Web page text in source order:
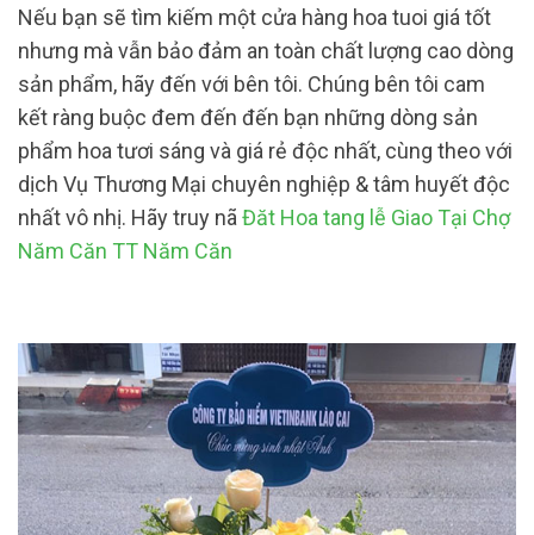
Nếu bạn sẽ tìm kiếm một cửa hàng hoa tuoi giá tốt
nhưng mà vẫn bảo đảm an toàn chất lượng cao dòng
sản phẩm, hãy đến với bên tôi. Chúng bên tôi cam
kết ràng buộc đem đến đến bạn những dòng sản
phẩm hoa tươi sáng và giá rẻ độc nhất, cùng theo với
dịch Vụ Thương Mại chuyên nghiệp & tâm huyết độc
nhất vô nhị. Hãy truy nã Đăt Hoa tang lễ Giao Tại Chợ
Năm Căn TT Năm Căn